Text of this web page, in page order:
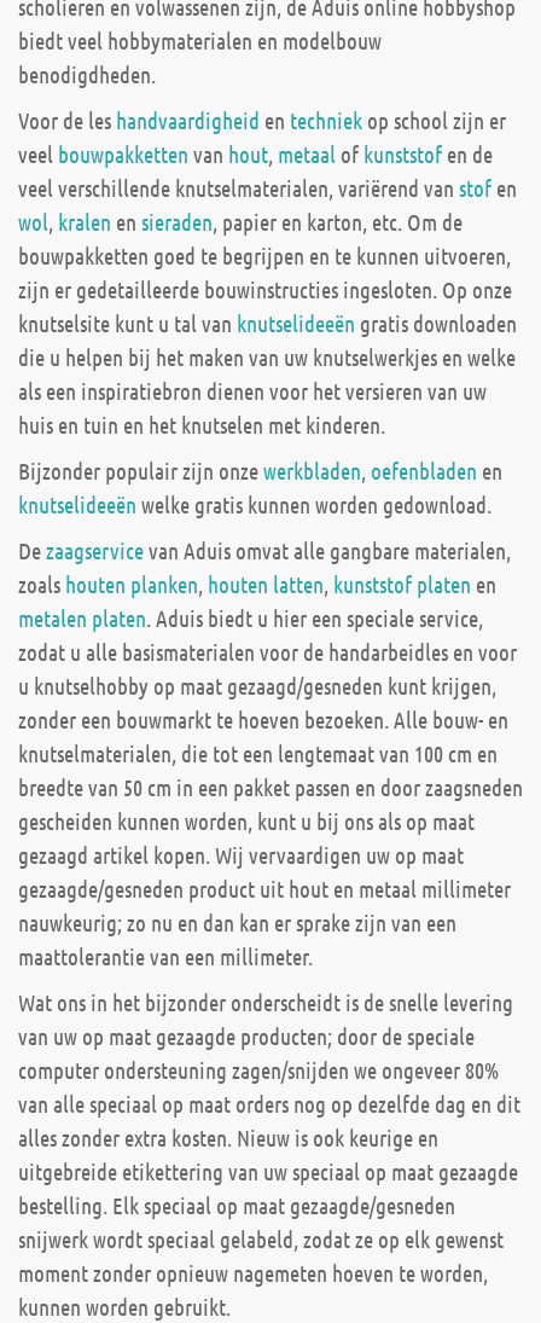
scholieren en volwassenen zijn, de Aduis online hobbyshop
biedt veel hobbymaterialen en modelbouw
benodigdheden.
Voor de les handvaardigheid en techniek op school zijn er
veel bouwpakketten van hout, metaal of kunststof en de
veel verschillende knutselmaterialen, variërend van stof en
wol, kralen en sieraden, papier en karton, etc. Om de
bouwpakketten goed te begrijpen en te kunnen uitvoeren,
zijn er gedetailleerde bouwinstructies ingesloten. Op onze
knutselsite kunt u tal van knutselideeën gratis downloaden
die u helpen bij het maken van uw knutselwerkjes en welke
als een inspiratiebron dienen voor het versieren van uw
huis en tuin en het knutselen met kinderen.
Bijzonder populair zijn onzewerkbladen, oefenbladen en
knutselideeën welke gratis kunnen worden gedownload.
Dezaagservicevan Aduis omvat alle gangbare materialen,
zoals houten planken, houten latten, kunststof platen en
metalen platen. Aduis biedt u hier een speciale service,
zodat u alle basismaterialen voor de handarbeidles en voor
u knutselhobby op maat gezaagd/gesneden kunt krijgen,
zonder een bouwmarkt te hoeven bezoeken. Alle bouw- en
knutselmaterialen, die tot een lengtemaat van 100 cm en
breedte van 50 cm in een pakket passen en door zaagsneden
gescheiden kunnen worden, kunt u bij ons als op maat
gezaagd artikel kopen. Wij vervaardigen uw op maat
gezaagde/gesneden product uit hout en metaal millimeter
nauwkeurig; zo nu en dan kan er sprake zijn van een
maattolerantie van een millimeter.
Wat ons in het bijzonder onderscheidt is de snelle levering
van uw op maat gezaagde producten; door de speciale
computer ondersteuning zagen/snijden we ongeveer 80%
van alle speciaal op maat orders nog op dezelfde dag en dit
alles zonder extra kosten. Nieuw is ook keurige en
uitgebreide etikettering van uw speciaal op maat gezaagde
bestelling. Elk speciaal op maat gezaagde/gesneden
snijwerk wordt speciaal gelabeld, zodat ze op elk gewenst
moment zonder opnieuw nagemeten hoeven te worden,
kunnen worden gebruikt.